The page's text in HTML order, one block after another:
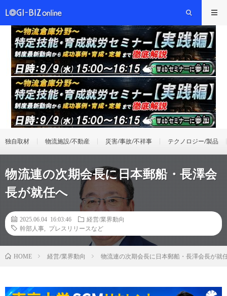
独自取材 物流施設/不動産 災害/事故/不祥事 テクノロジー/製品
物流連の次期会長に日本郵船・長澤会
長が就任へ
2025.06.04 16:03:46
経営/業界動向
幹部人事
プレスリリースなど
HOME 経営/業界動向 物流連の次期会長に日本郵船・長澤会長が就